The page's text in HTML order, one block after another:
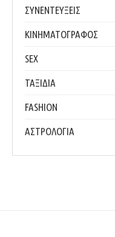
ΣΥΝΕΝΤΕΥΞΕΙΣ
ΚΙΝΗΜΑΤΟΓΡΑΦΟΣ
SEX
ΤΑΞΙΔΙΑ
FASHION
ΑΣΤΡΟΛΟΓΙΑ